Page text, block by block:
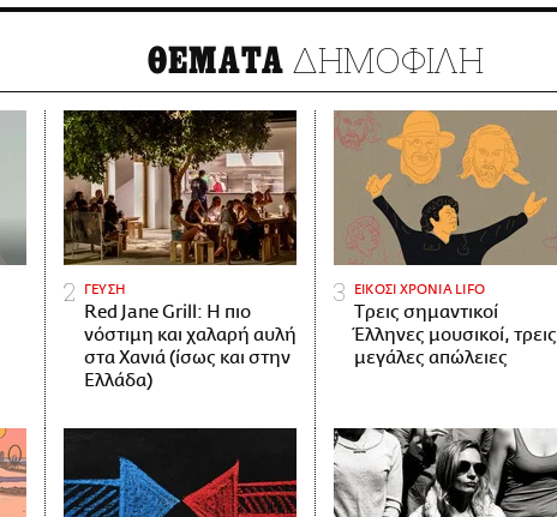
ΘΕΜΑΤΑ ΔΗΜΟΦΙΛΗ
ΓΕΥΣΗ
Red Jane Grill: Η πιο
νόστιμη και χαλαρή αυλή
στα Χανιά (ίσως και στην
Ελλάδα)
ΕΙΚΟΣΙ ΧΡΟΝΙΑ LIFO
Tρεις σημαντικοί
Έλληνες μουσικοί, τρεις
μεγάλες απώλειες